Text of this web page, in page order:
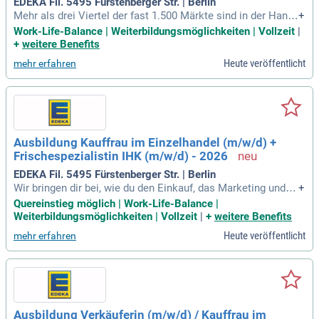
Mehr als drei Viertel der fast 1.500 Märkte sind in der Hand
von rund 640 selbstständigen EDEKA-Kaufleuten.
+
Work-Life-Balance | Weiterbildungsmöglichkeiten | Vollzeit |
+ weitere Benefits
mehr erfahren Heute veröffentlicht
Ausbildung Kauffrau im Einzelhandel (m/w/d) +
Frischespezialistin IHK (m/w/d) - 2026
EDEKA Fil. 5495 Fürstenberger Str. | Berlin
Wir bringen dir bei, wie du den Einkauf, das Marketing und d
en Verkauf der Waren verantwortest. Bald kannst du das Sor
timent gestalten, die Waren präsentieren und Marketingakti
onen planen. Über deine Vorschläge und Ideen freuen wir un
s!
+
Quereinstieg möglich | Work-Life-Balance |
Weiterbildungsmöglichkeiten | Vollzeit | + weitere Benefits
mehr erfahren Heute veröffentlicht
Ausbildung Verkäuferin (m/w/d) / Kauffrau im